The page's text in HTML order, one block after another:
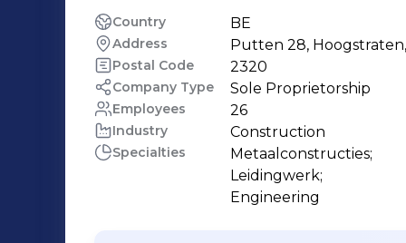
totaalprojecten af te leveren. Maar
deelprojecten, waarbij enkel de
combinatie van een aantal diensten gevraagd worden.
bracht almex metaal vele kleine en
projecten van een paar kilo’s en
tonnen en maanden werk. We zijn
constructies, maar werken even graag aan
Country BE
Address Putten 28,
Postal Code 2320
Company Type Sole Proprietorship
Employees 26
Industry Construction
Specialties
Metaalconstructies;
Leidingwerk;
Engineering